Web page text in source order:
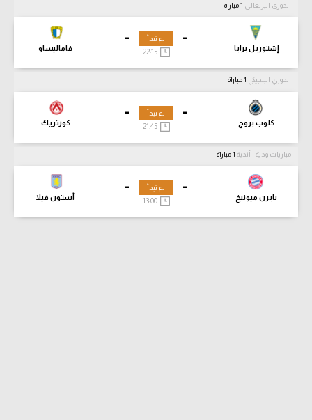
الدوري البرتغالي
-
إشتوريل برايا
-
فاماليساو
لم تبدأ
22:15
الدوري البلجيكي
-
كلوب بروج
-
كورتريك
لم تبدأ
21:45
مباريات ودية - أندية
-
بايرن ميونيخ
-
أستون فيلا
لم تبدأ
13:00